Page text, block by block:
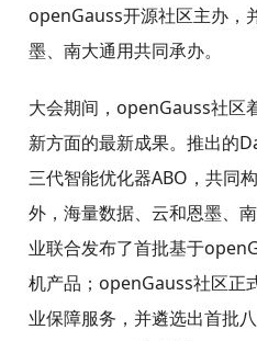
openGauss开源社区主办，
墨、南大通用共同承办。
大会期间，openGauss社区
新方面的最新成果。推出的
三代智能优化器ABO，共同
外，海量数据、云和恩墨、
业联合发布了首批基于
机产品；openGauss社区正
业保障服务，并遴选出首批